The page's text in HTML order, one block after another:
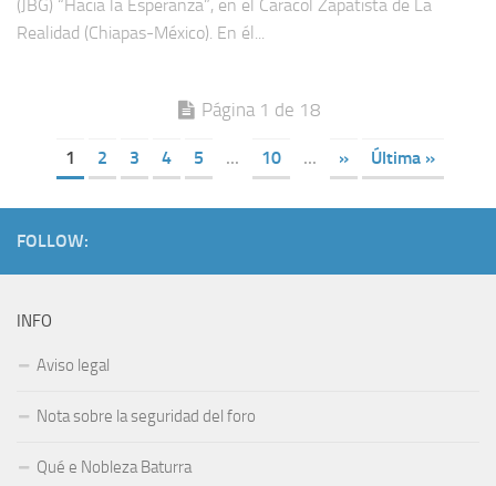
(JBG) “Hacia la Esperanza”, en el Caracol Zapatista de La
Realidad (Chiapas-México). En él...
Página 1 de 18
1 2 3 4 5 ... 10 ... » Última »
FOLLOW:
INFO
Aviso legal
Nota sobre la seguridad del foro
Qué e Nobleza Baturra